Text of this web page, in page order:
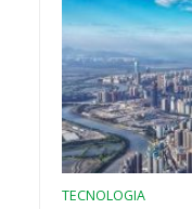
TECNOLOGIA